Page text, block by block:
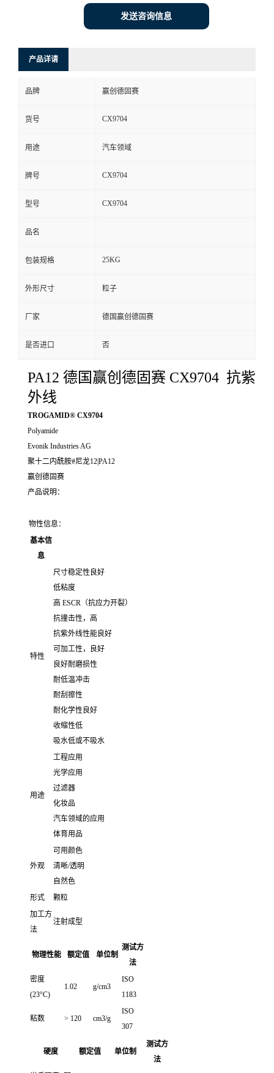
发送咨询信息
产品详请
品牌 赢创德固赛
货号 CX9704
用途 汽车领域
牌号 CX9704
型号 CX9704
品名
包装规格 25KG
外形尺寸 粒子
厂家 德国赢创德固赛
是否进口 否
PA12 德国赢创德固赛 CX9704 抗紫
外线
TROGAMID® CX9704
Polyamide
Evonik Industries AG
聚十二内酰胺#尼龙12|PA12
赢创德固赛
产品说明：
物性信息：
基本信
息
特性
尺寸稳定性良好
低粘度
高 ESCR（抗应力开裂）
抗撞击性，高
抗紫外线性能良好
可加工性，良好
良好耐磨损性
耐低温冲击
耐刮擦性
耐化学性良好
收缩性低
吸水低或不吸水
用途
工程应用
光学应用
过滤器
化妆品
汽车领域的应用
体育用品
外观
可用颜色
清晰/透明
自然色
形式
颗粒
加工方
法
注射成型
物理性能 额定值 单位制
测试方
法
密度
(23°C)
1.02 g/cm3
ISO
1183
粘数 > 120 cm3/g
ISO
307
硬度 额定值 单位制
测试方
法